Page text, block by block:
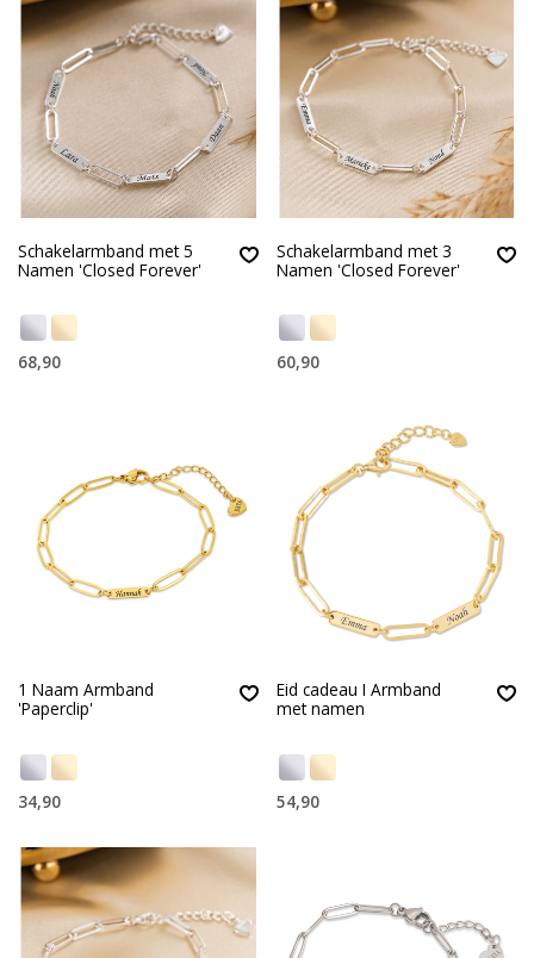
Schakelarmband met 5
Namen 'Closed Forever'
68,90
Schakelarmband met 3
Namen 'Closed Forever'
60,90
1 Naam Armband
'Paperclip'
34,90
Eid cadeau I Armband
met namen
54,90